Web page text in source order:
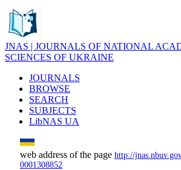
JNAS | JOURNALS OF NATIONAL
SCIENCES OF UKRAINE
JOURNALS
BROWSE
SEARCH
SUBJECTS
LibNAS UA
web address of the page http://
0001308852